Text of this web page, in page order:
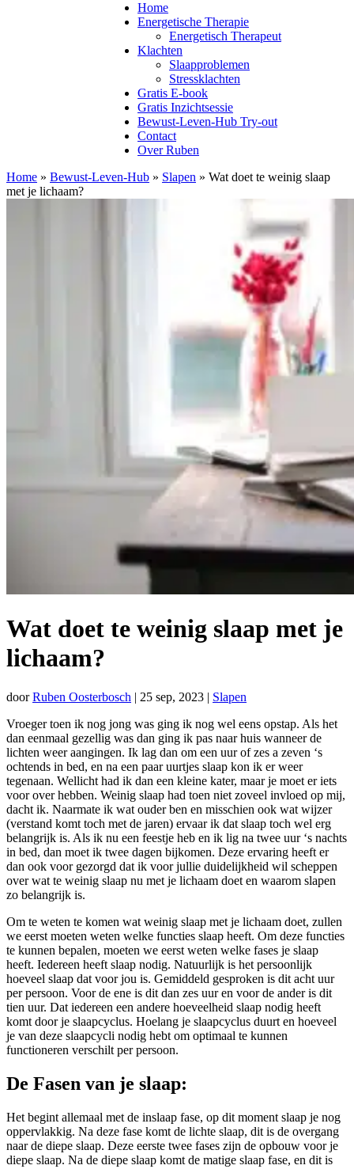
Home
Energetische Therapie
Energetisch Therapeut
Klachten
Slaapproblemen
Stressklachten
Gratis E-book
Gratis Inzichtsessie
Bewust-Leven-Hub Try-out
Contact
Over Ruben
Home » Bewust-Leven-Hub » Slapen » Wat doet te weinig slaap
met je lichaam?
Wat doet te weinig slaap met je
lichaam?
doorRuben Oosterbosch | 25 sep, 2023 | Slapen
Vroeger toen ik nog jong was ging ik nog wel eens opstap. Als het
dan eenmaal gezellig was dan ging ik pas naar huis wanneer de
lichten weer aangingen. Ik lag dan om een uur of zes a zeven ‘s
ochtends in bed, en na een paar uurtjes slaap kon ik er weer
tegenaan. Wellicht had ik dan een kleine kater, maar je moet er iets
voor over hebben. Weinig slaap had toen niet zoveel invloed op mij,
dacht ik. Naarmate ik wat ouder ben en misschien ook wat wijzer
(verstand komt toch met de jaren) ervaar ik dat slaap toch wel erg
belangrijk is. Als ik nu een feestje heb en ik lig na twee uur ‘s nachts
in bed, dan moet ik twee dagen bijkomen. Deze ervaring heeft er
dan ook voor gezorgd dat ik voor jullie duidelijkheid wil scheppen
over wat te weinig slaap nu met je lichaam doet en waarom slapen
zo belangrijk is.
Om te weten te komen wat weinig slaap met je lichaam doet, zullen
we eerst moeten weten welke functies slaap heeft. Om deze functies
te kunnen bepalen, moeten we eerst weten welke fases je slaap
heeft. Iedereen heeft slaap nodig. Natuurlijk is het persoonlijk
hoeveel slaap dat voor jou is. Gemiddeld gesproken is dit acht uur
per persoon. Voor de ene is dit dan zes uur en voor de ander is dit
tien uur. Dat iedereen een andere hoeveelheid slaap nodig heeft
komt door je slaapcyclus. Hoelang je slaapcyclus duurt en hoeveel
je van deze slaapcycli nodig hebt om optimaal te kunnen
functioneren verschilt per persoon.
De Fasen van je slaap:
Het begint allemaal met de inslaap fase, op dit moment slaap je nog
oppervlakkig. Na deze fase komt de lichte slaap, dit is de overgang
naar de diepe slaap. Deze eerste twee fases zijn de opbouw voor je
diepe slaap. Na de diepe slaap komt de matige slaap fase, en dit is